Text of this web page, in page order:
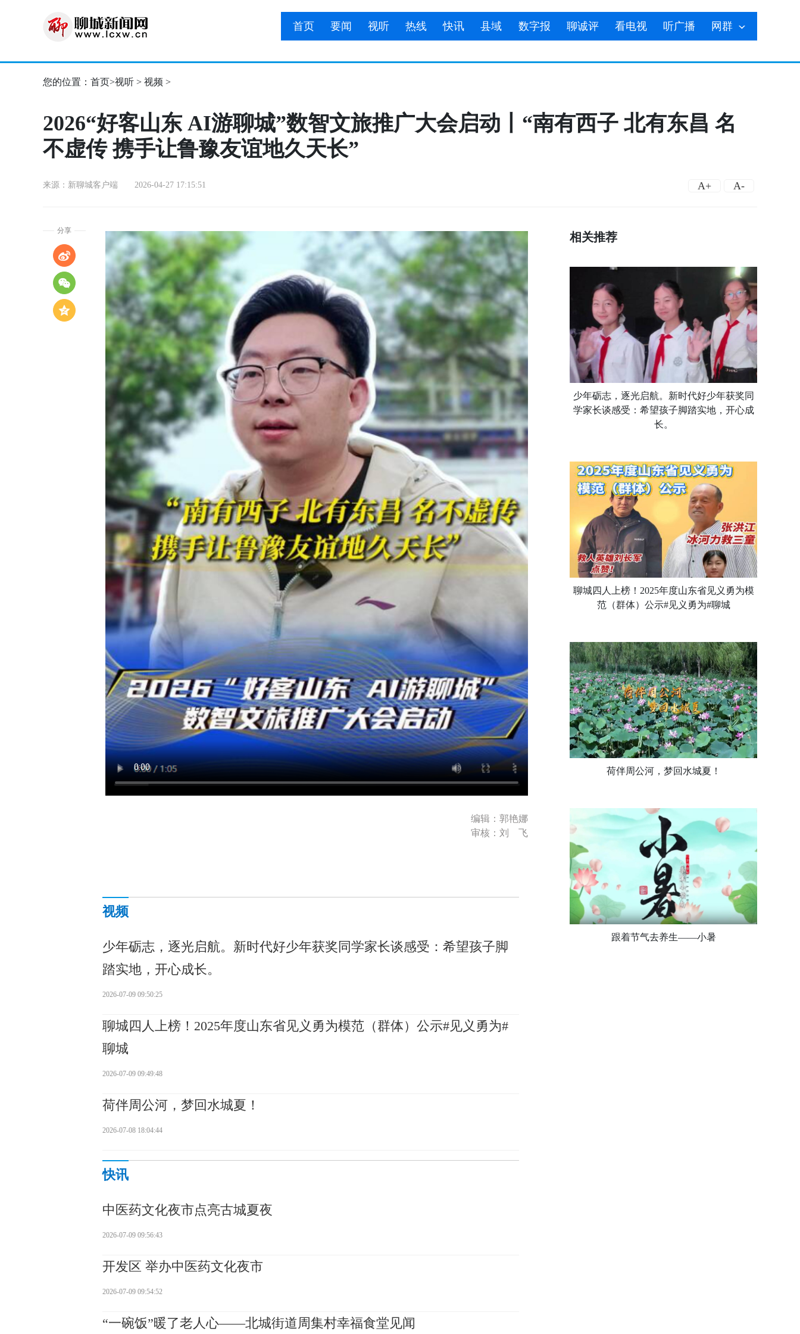
首页 要闻 视听 热线 快讯 县域 数字报 聊诚评 看电视 听广播 网群
您的位置： 首页>视听 > 视频 >
2026“好客山东 AI游聊城”数智文旅推广大会启动丨“南有西子 北有东昌 名
不虚传 携手让鲁豫友谊地久天长”
来源：新聊城客户端 2026-04-27 17:15:51 A+ A-
分享
编辑：郭艳娜
审核：刘 飞
相关推荐
少年砺志，逐光启航。新时代好少年获奖同
学家长谈感受：希望孩子脚踏实地，开心成
长。
聊城四人上榜！2025年度山东省见义勇为模
范（群体）公示#见义勇为#聊城
荷伴周公河，梦回水城夏！
跟着节气去养生——小暑
视频
少年砺志，逐光启航。新时代好少年获奖同学家长谈感受：希望孩子脚
踏实地，开心成长。
2026-07-09 09:50:25
聊城四人上榜！2025年度山东省见义勇为模范（群体）公示#见义勇为#
聊城
2026-07-09 09:49:48
荷伴周公河，梦回水城夏！
2026-07-08 18:04:44
快讯
中医药文化夜市点亮古城夏夜
2026-07-09 09:56:43
开发区 举办中医药文化夜市
2026-07-09 09:54:52
“一碗饭”暖了老人心——北城街道周集村幸福食堂见闻